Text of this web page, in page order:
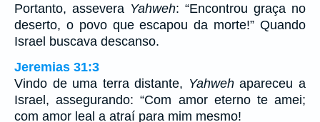
Portanto, assevera Yahweh: “Encontrou graça no
deserto, o povo que escapou da morte!” Quando
Israel buscava descanso.
Jeremias 31:3
Vindo de uma terra distante, Yahwehapareceu a
Israel, assegurando: “Com amor eterno te amei;
com amor leal a atraí para mim mesmo!